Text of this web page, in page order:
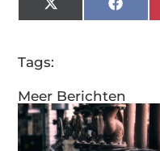
Meer Berichten
X
(Twitter)
Tags: